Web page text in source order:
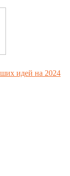
идей на 2024